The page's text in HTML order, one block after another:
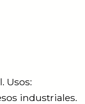
Usos:
industriales.